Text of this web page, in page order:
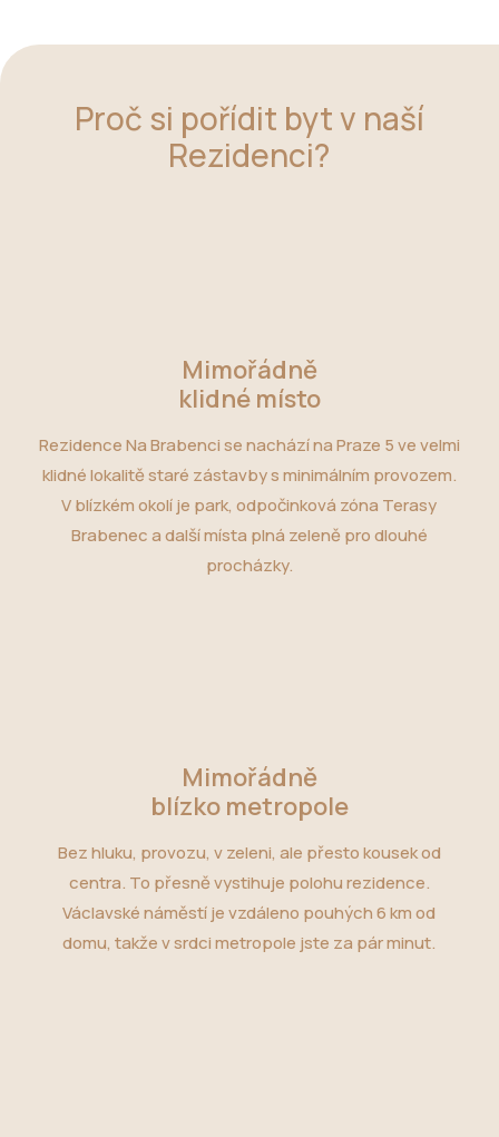
Proč si pořídit byt v naší
Rezidenci?
Mimořádně
klidné místo
Rezidence Na Brabenci se nachází na Praze 5 ve velmi
klidné lokalitě staré zástavby s minimálním provozem.
V blízkém okolí je park, odpočinková zóna Terasy
Brabenec a další místa plná zeleně pro dlouhé
procházky.
Mimořádně
blízko metropole
Bez hluku, provozu, v zeleni, ale přesto kousek od
centra. To přesně vystihuje polohu rezidence.
Václavské náměstí je vzdáleno pouhých 6 km od
domu, takže v srdci metropole jste za pár minut.